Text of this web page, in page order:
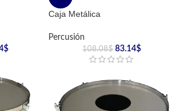
$
Caja Metálica
Percusión
108.08$ 83.14$